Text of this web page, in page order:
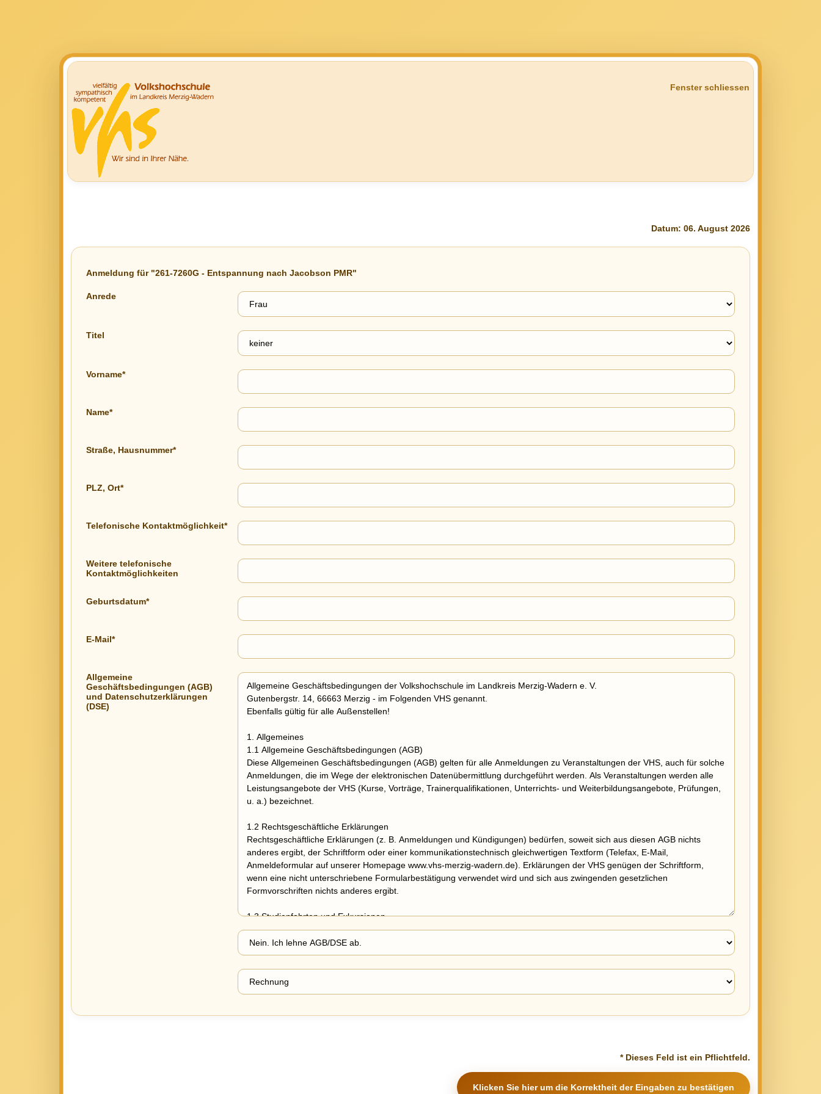
Fenster schliessen
Datum: 06. August 2026
Anmeldung für "261-7260G - Entspannung nach Jacobson PMR"
Anrede
Titel
Vorname*
Name*
Straße, Hausnummer*
PLZ, Ort*
Telefonische Kontaktmöglichkeit*
Weitere telefonische
Kontaktmöglichkeiten
Geburtsdatum*
E-Mail*
Allgemeine
Geschäftsbedingungen (AGB)
und Datenschutzerklärungen
(DSE)
* Dieses Feld ist ein Pflichtfeld.